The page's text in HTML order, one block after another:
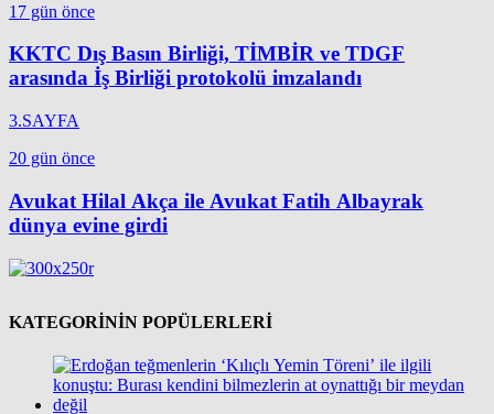
17 gün önce
KKTC Dış Basın Birliği, TİMBİR ve TDGF
arasında İş Birliği protokolü imzalandı
3.SAYFA
20 gün önce
Avukat Hilal Akça ile Avukat Fatih Albayrak
dünya evine girdi
KATEGORİNİN POPÜLERLERİ